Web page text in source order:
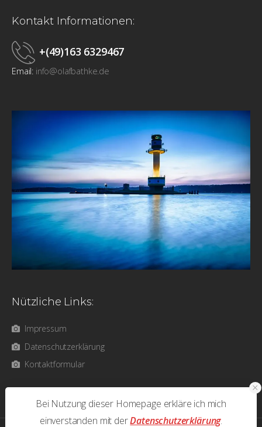
Kontakt Informationen:
+(49)163 6329467
Email: info@olafbathke.de
Nützliche Links:
Impressum
Datenschutzerklärung
Kontaktformular
Bei Nutzung dieser Homepage erkläre ich mich
einverstanden mit derDatenschutzerklärung.